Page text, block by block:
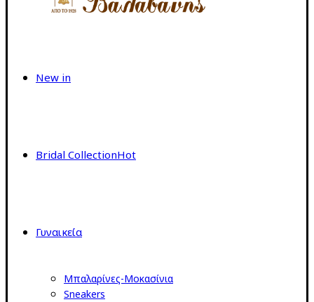
New in
Bridal CollectionHot
Γυναικεία
Μπαλαρίνες-Μοκασίνια
Sneakers